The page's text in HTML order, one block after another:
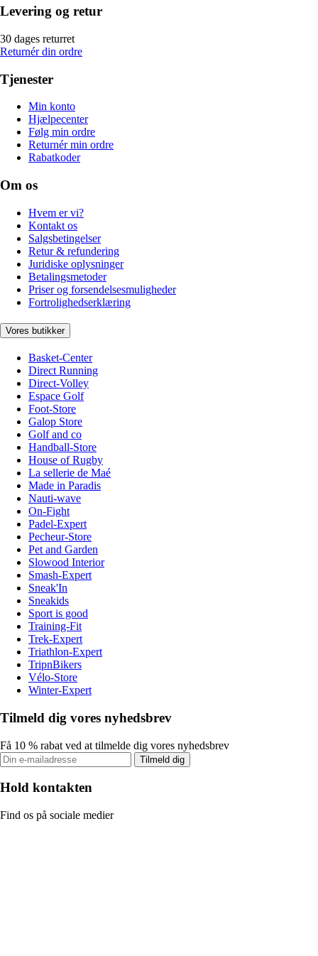
Levering og retur
30 dages returret
Returnér din ordre
Tjenester
Min konto
Hjælpecenter
Følg min ordre
Returnér min ordre
Rabatkoder
Om os
Hvem er vi?
Kontakt os
Salgsbetingelser
Retur & refundering
Juridiske oplysninger
Betalingsmetoder
Priser og forsendelsesmuligheder
Fortrolighedserklæring
Vores butikker
Basket-Center
Direct Running
Direct-Volley
Espace Golf
Foot-Store
Galop Store
Golf and co
Handball-Store
House of Rugby
La sellerie de Maé
Made in Paradis
Nauti-wave
On-Fight
Padel-Expert
Pecheur-Store
Pet and Garden
Slowood Interior
Smash-Expert
Sneak'In
Sneakids
Sport is good
Training-Fit
Trek-Expert
Triathlon-Expert
TripnBikers
Vélo-Store
Winter-Expert
Tilmeld dig vores nyhedsbrev
Få 10 % rabat ved at tilmelde dig vores nyhedsbrev
Tilmeld dig
Hold kontakten
Find os på sociale medier